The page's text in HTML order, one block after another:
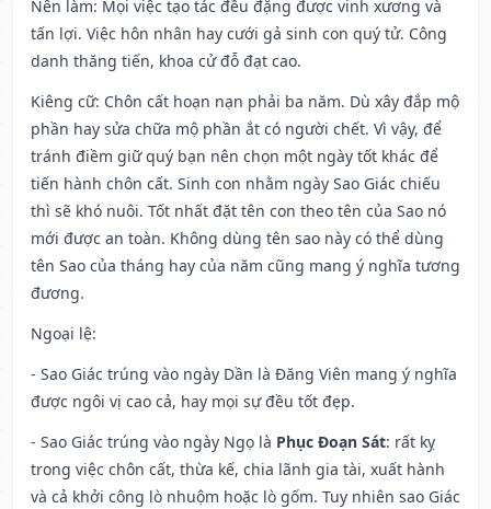
Nên làm: Mọi việc tạo tác đều đặng được vinh xương và
tấn lợi. Việc hôn nhân hay cưới gả sinh con quý tử. Công
danh thăng tiến, khoa cử đỗ đạt cao.
Kiêng cữ: Chôn cất hoạn nạn phải ba năm. Dù xây đắp mộ
phần hay sửa chữa mộ phần ắt có người chết. Vì vậy, để
tránh điềm giữ quý bạn nên chọn một ngày tốt khác để
tiến hành chôn cất. Sinh con nhằm ngày Sao Giác chiếu
thì sẽ khó nuôi. Tốt nhất đặt tên con theo tên của Sao nó
mới được an toàn. Không dùng tên sao này có thể dùng
tên Sao của tháng hay của năm cũng mang ý nghĩa tương
đương.
Ngoại lệ:
- Sao Giác trúng vào ngày Dần là Đăng Viên mang ý nghĩa
được ngôi vị cao cả, hay mọi sự đều tốt đẹp.
- Sao Giác trúng vào ngày Ngọ là Phục Đoạn Sát: rất kỵ
trong việc chôn cất, thừa kế, chia lãnh gia tài, xuất hành
và cả khởi công lò nhuộm hoặc lò gốm. Tuy nhiên sao Giác